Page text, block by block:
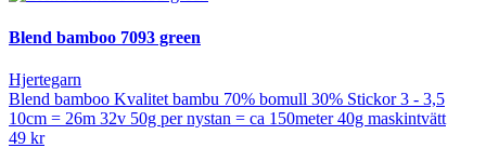
Blend bamboo 7093 green
Hjertegarn
Blend bamboo Kvalitet bambu 70% bomull 30% Stickor 3 - 3,5
10cm = 26m 32v 50g per nystan = ca 150meter 40g maskintvätt
49 kr